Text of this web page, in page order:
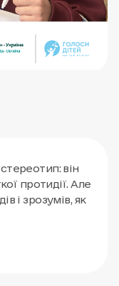
він
протидії. Але
і зрозумів, як